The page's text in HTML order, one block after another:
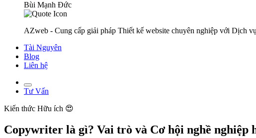
Bùi Mạnh Đức
AZweb - Cung cấp giải pháp Thiết kế website chuyên nghiệp với Dịch
Tài Nguyên
Blog
Liên hệ
Tư Vấn
Kiến thức Hữu ích 😍
Copywriter là gì? Vai trò và Cơ hội nghề nghiệp